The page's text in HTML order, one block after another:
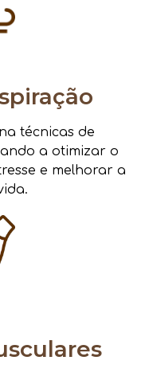
técnicas de
a otimizar o
e melhorar a